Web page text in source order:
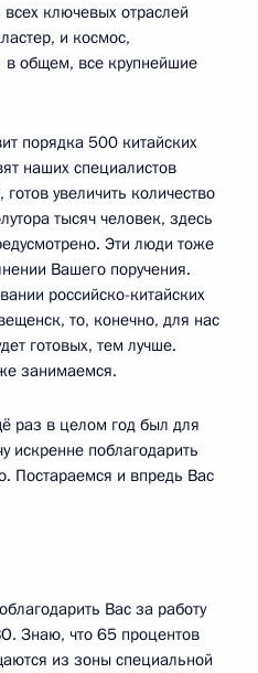
всех ключевых отраслей
и космос,
в общем, все крупнейшие
порядка 500 китайских
наших специалистов
увеличить количество
тысяч человек, здесь
Эти люди тоже
Вашего поручения.
российско-китайских
то, конечно, для нас
готовых, тем лучше.
занимаемся.
раз в целом год был для
искренне поблагодарить
Постараемся и впредь Вас
Вас за работу
Знаю, что 65 процентов
из зоны специальной